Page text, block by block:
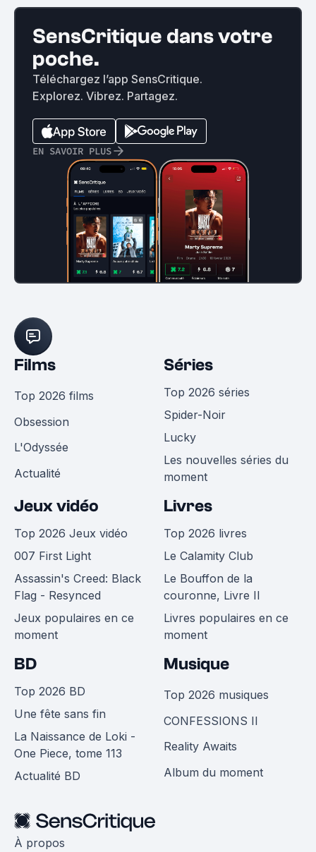
SensCritique dans votre
poche.
Téléchargez l’app SensCritique.
Explorez. Vibrez. Partagez.
EN SAVOIR PLUS
Films
Top 2026 films
Obsession
L'Odyssée
Actualité
Séries
Top 2026 séries
Spider-Noir
Lucky
Les nouvelles séries du
moment
Jeux vidéo
Top 2026 Jeux vidéo
007 First Light
Assassin's Creed: Black
Flag - Resynced
Jeux populaires en ce
moment
Livres
Top 2026 livres
Le Calamity Club
Le Bouffon de la
couronne, Livre II
Livres populaires en ce
moment
BD
Top 2026 BD
Une fête sans fin
La Naissance de Loki -
One Piece, tome 113
Actualité BD
Musique
Top 2026 musiques
CONFESSIONS II
Reality Awaits
Album du moment
À propos